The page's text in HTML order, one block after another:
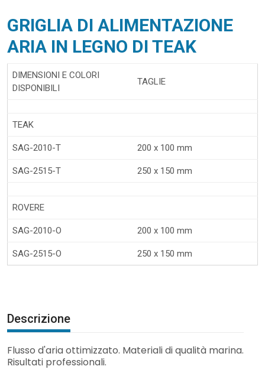
GRIGLIA DI ALIMENTAZIONE
ARIA IN LEGNO DI TEAK
DIMENSIONI E COLORI
DISPONIBILI
TAGLIE
TEAK
SAG-2010-T 200 x 100 mm
SAG-2515-T 250 x 150 mm
ROVERE
SAG-2010-O 200 x 100 mm
SAG-2515-O 250 x 150 mm
Descrizione
Flusso d'aria ottimizzato. Materiali di qualità marina.
Risultati professionali.